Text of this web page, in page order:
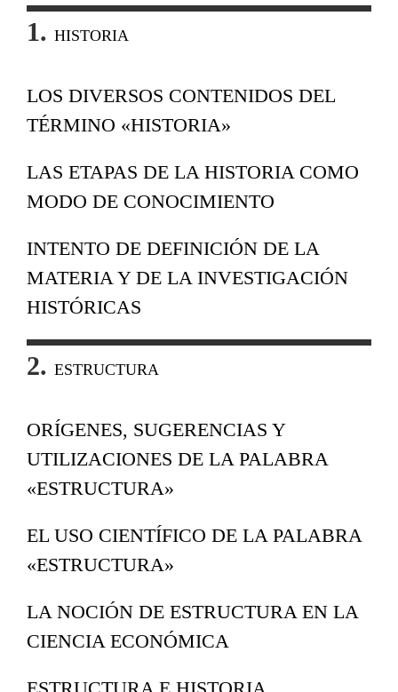
1. HISTORIA
LOS DIVERSOS CONTENIDOS DEL
TÉRMINO «HISTORIA»
LAS ETAPAS DE LA HISTORIA COMO
MODO DE CONOCIMIENTO
INTENTO DE DEFINICIÓN DE LA
MATERIA Y DE LA INVESTIGACIÓN
HISTÓRICAS
2. ESTRUCTURA
ORÍGENES, SUGERENCIAS Y
UTILIZACIONES DE LA PALABRA
«ESTRUCTURA»
EL USO CIENTÍFICO DE LA PALABRA
«ESTRUCTURA»
LA NOCIÓN DE ESTRUCTURA EN LA
CIENCIA ECONÓMICA